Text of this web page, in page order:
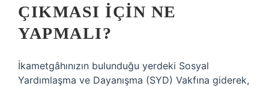
ÇIKMASI IÇIN NE
YAPMALI?
İkametgâhınızın bulunduğu yerdeki Sosyal
Yardımlaşma ve Dayanışma (SYD) Vakfına giderek,